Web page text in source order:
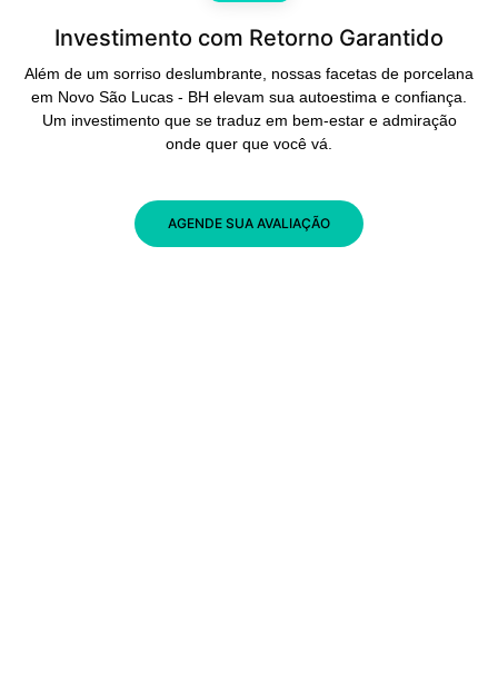
Investimento com Retorno Garantido
Além de um sorriso deslumbrante, nossas facetas de porcelana
em Novo São Lucas - BH elevam sua autoestima e confiança.
Um investimento que se traduz em bem-estar e admiração
onde quer que você vá.
AGENDE SUA AVALIAÇÃO